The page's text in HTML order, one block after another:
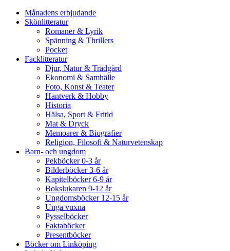
Månadens erbjudande
Skönlitteratur
Romaner & Lyrik
Spänning & Thrillers
Pocket
Facklitteratur
Djur, Natur & Trädgård
Ekonomi & Samhälle
Foto, Konst & Teater
Hantverk & Hobby
Historia
Hälsa, Sport & Fritid
Mat & Dryck
Memoarer & Biografier
Religion, Filosofi & Naturvetenskap
Barn- och ungdom
Pekböcker 0-3 år
Bilderböcker 3-6 år
Kapitelböcker 6-9 år
Bokslukaren 9-12 år
Ungdomsböcker 12-15 år
Unga vuxna
Pysselböcker
Faktaböcker
Presentböcker
Böcker om Linköping